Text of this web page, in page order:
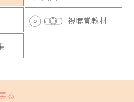
視聴覚教材
る